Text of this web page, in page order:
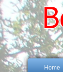
Home